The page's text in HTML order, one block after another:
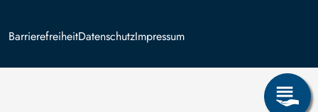
Footer
BarrierefreiheitDatenschutzImpressum